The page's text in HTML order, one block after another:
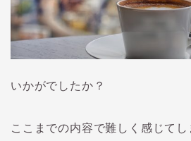
いかがでしたか？
ここまでの内容で難しく感じて